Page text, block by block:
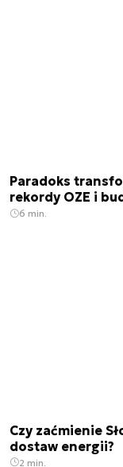
Paradoks
rekordy OZE i
6 min.
Czy zaćmienie
dostaw energii?
2 min.